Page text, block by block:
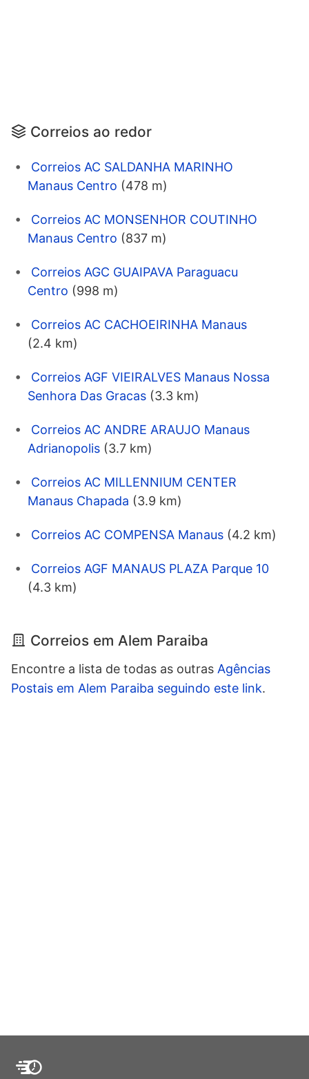
Correios ao redor
Correios AC SALDANHA MARINHO
Manaus Centro (478 m)
Correios AC MONSENHOR COUTINHO
Manaus Centro (837 m)
Correios AGC GUAIPAVA Paraguacu
Centro (998 m)
Correios AC CACHOEIRINHA Manaus
(2.4 km)
Correios AGF VIEIRALVES Manaus Nossa
Senhora Das Gracas (3.3 km)
Correios AC ANDRE ARAUJO Manaus
Adrianopolis (3.7 km)
Correios AC MILLENNIUM CENTER
Manaus Chapada (3.9 km)
Correios AC COMPENSA Manaus (4.2 km)
Correios AGF MANAUS PLAZA Parque 10
(4.3 km)
Correios em Alem Paraiba
Encontre a lista de todas as outras Agências
Postais em Alem Paraiba seguindo este link.